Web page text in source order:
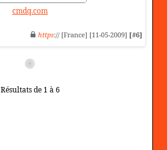
cmdq.com
https:// [France] [11-05-2009] [#6]
Résultats de 1 à 6